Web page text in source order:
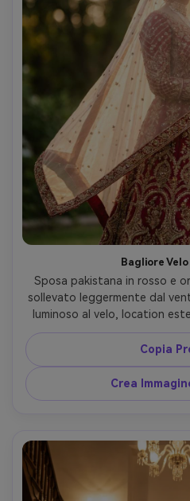
Bagliore
Sposa pakistana in rosso e
sollevato leggermente dal
luminoso al velo, location
soffuso, bokeh sognante,
scattata con Sony A7IV,
controluce dell’ora d’oro,
ritratto sposa
Copia
Crea